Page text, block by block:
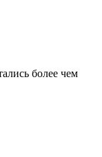
более чем